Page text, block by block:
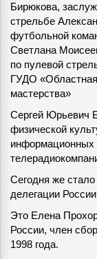
Бирюкова,
стрельбе
футбольной
Светлана
по пулевой
ГУДО
мастерства»
Сергей Юрьевич
физической
информационных
Сегодня же стало
делегации
Это Елена
России, член
1998 года.